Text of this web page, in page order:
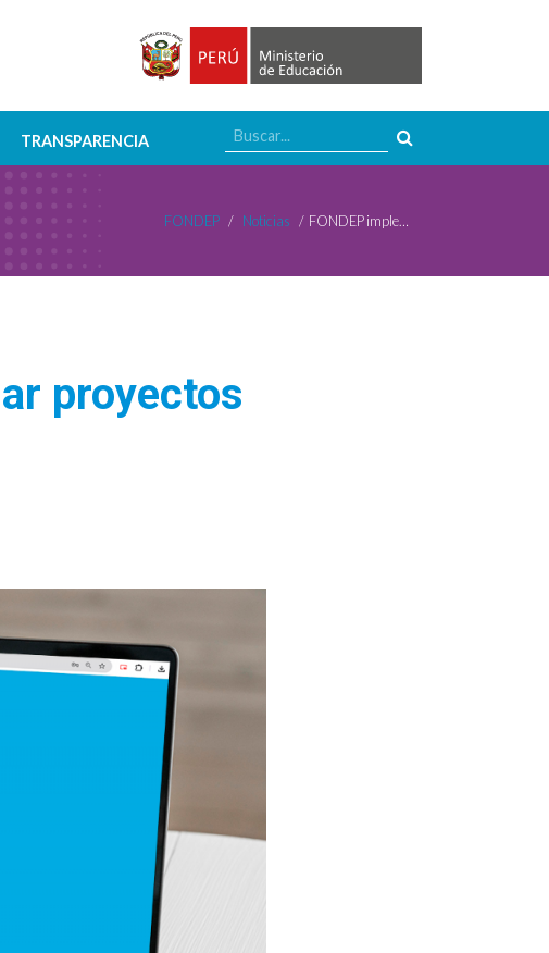
TRANSPARENCIA
FONDEP / Noticias / FONDEP implementa rúbricas para evaluar proyectos educativos en escuelas
proyectos